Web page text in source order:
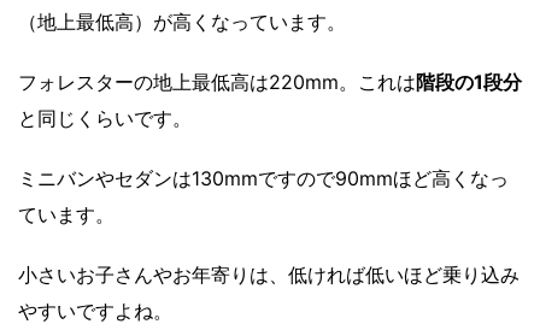
（地上最低高）が高くなっています。
フォレスターの地上最低高は220mm。これは階段の1段分
と同じくらいです。
ミニバンやセダンは130mmですので90mmほど高くなっ
ています。
小さいお子さんやお年寄りは、低ければ低いほど乗り込み
やすいですよね。